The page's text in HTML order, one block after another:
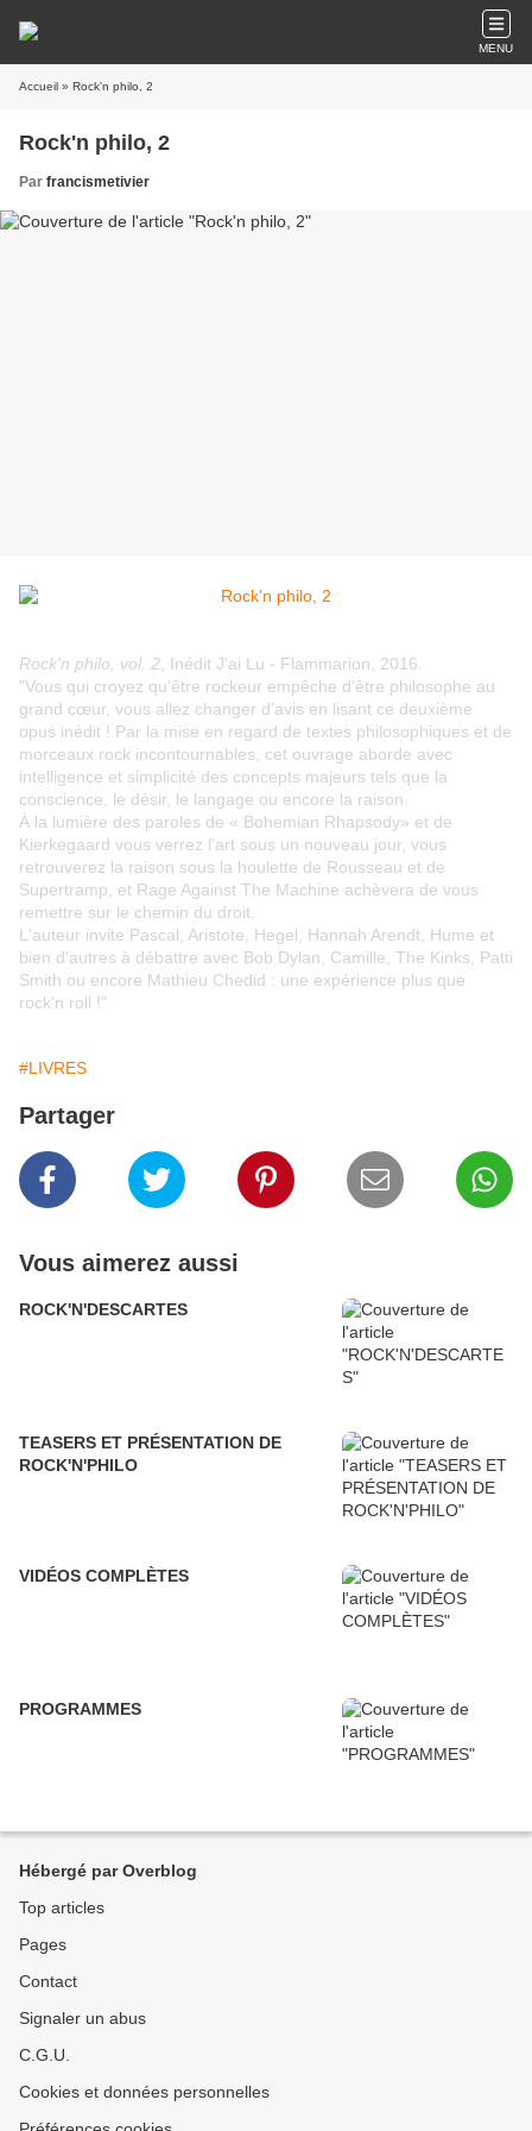
MENU
Accueil » Rock'n philo, 2
Rock'n philo, 2
Par francismetivier
Rock'n philo, vol. 2 , Inédit J'ai Lu - Flammarion, 2016.
"Vous qui croyez qu'être rockeur empêche d'être philosophe au
grand cœur, vous allez changer d'avis en lisant ce deuxième
opus inédit ! Par la mise en regard de textes philosophiques et de
morceaux rock incontournables, cet ouvrage aborde avec
intelligence et simplicité des concepts majeurs tels que la
conscience, le désir, le langage ou encore la raison.
À la lumière des paroles de « Bohemian Rhapsody» et de
Kierkegaard vous verrez l'art sous un nouveau jour, vous
retrouverez la raison sous la houlette de Rousseau et de
Supertramp, et Rage Against The Machine achèvera de vous
remettre sur le chemin du droit.
L'auteur invite Pascal, Aristote, Hegel, Hannah Arendt, Hume et
bien d'autres à débattre avec Bob Dylan, Camille, The Kinks, Patti
Smith ou encore Mathieu Chedid : une expérience plus que
rock'n roll !"
#LIVRES
Partager
Vous aimerez aussi
ROCK'N'DESCARTES
TEASERS ET PRÉSENTATION DE
ROCK'N'PHILO
VIDÉOS COMPLÈTES
PROGRAMMES
Hébergé par Overblog
Top articles
Pages
Contact
Signaler un abus
C.G.U.
Cookies et données personnelles